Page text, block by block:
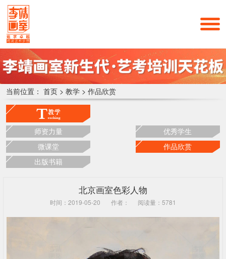
当前位置： 首页 > 教学 > 作品欣赏
师资力量
优秀学生
微课堂
作品欣赏
出版书籍
北京画室色彩人物
时间：2019-05-20 作者： 阅读量：5781